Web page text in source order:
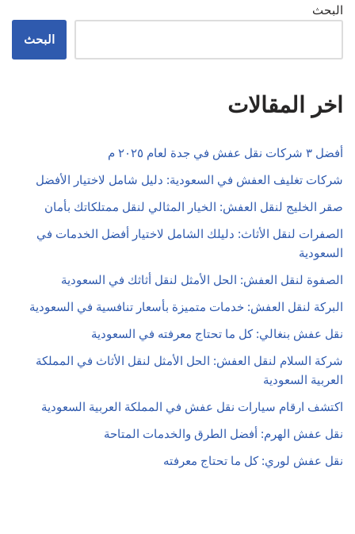
البحث
البحث
اخر المقالات
أفضل ٣ شركات نقل عفش في جدة لعام ٢٠٢٥ م
شركات تغليف العفش في السعودية: دليل شامل لاختيار الأفضل
صقر الخليج لنقل العفش: الخيار المثالي لنقل ممتلكاتك بأمان
الصفرات لنقل الأثاث: دليلك الشامل لاختيار أفضل الخدمات في
السعودية
الصفوة لنقل العفش: الحل الأمثل لنقل أثاثك في السعودية
البركة لنقل العفش: خدمات متميزة بأسعار تنافسية في السعودية
نقل عفش بنغالي: كل ما تحتاج معرفته في السعودية
شركة السلام لنقل العفش: الحل الأمثل لنقل الأثاث في المملكة
العربية السعودية
اكتشف ارقام سيارات نقل عفش في المملكة العربية السعودية
نقل عفش الهرم: أفضل الطرق والخدمات المتاحة
نقل عفش لوري: كل ما تحتاج معرفته